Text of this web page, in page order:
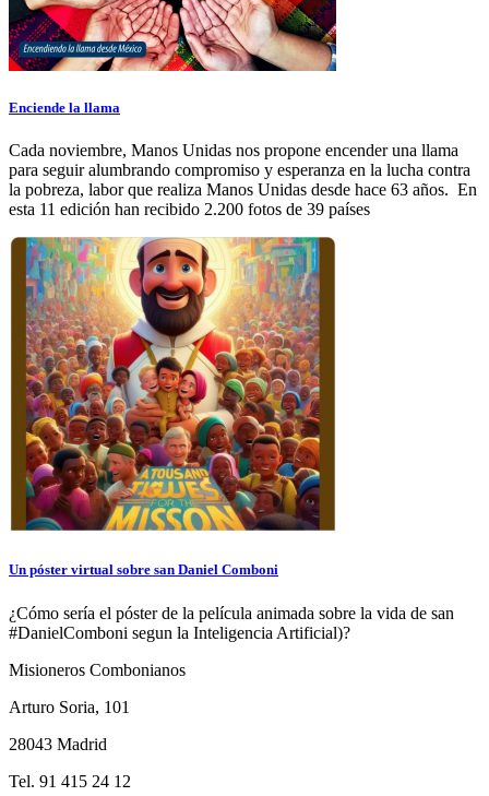
Enciende la llama
Cada noviembre, Manos Unidas nos propone encender una llama
para seguir alumbrando compromiso y esperanza en la lucha contra
la pobreza, labor que realiza Manos Unidas desde hace 63 años. En
esta 11 edición han recibido 2.200 fotos de 39 países
Un póster virtual sobre san Daniel Comboni
¿Cómo sería el póster de la película animada sobre la vida de san
#DanielComboni segun la Inteligencia Artificial)?
Misioneros Combonianos
Arturo Soria, 101
28043 Madrid
Tel. 91 415 24 12